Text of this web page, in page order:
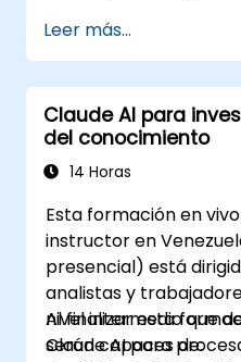
medida.
Leer más...
Claude AI para
del conocimiento
14 Horas
Esta formación en
instructor en
presencial) está
analistas y
nivel intermedio que
Claude AI para
Al finalizar esta
serán capaces de: